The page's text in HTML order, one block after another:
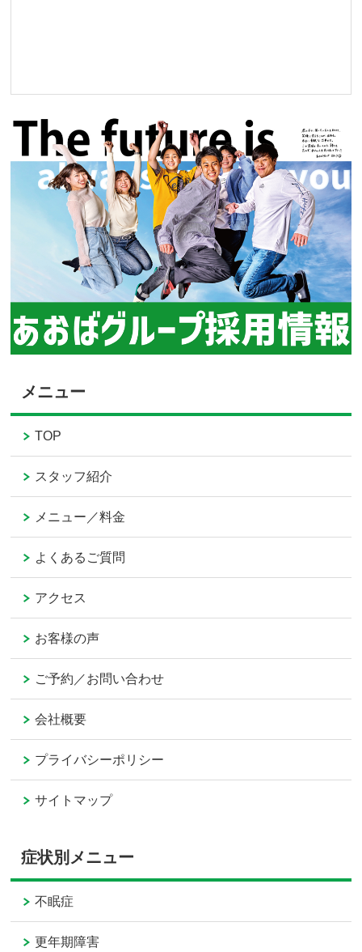
メニュー
TOP
スタッフ紹介
メニュー／料金
よくあるご質問
アクセス
お客様の声
ご予約／お問い合わせ
会社概要
プライバシーポリシー
サイトマップ
症状別メニュー
不眠症
更年期障害